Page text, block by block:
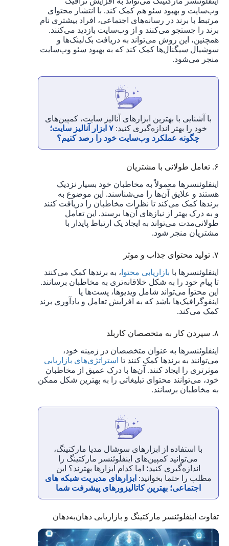
وب‌سایت و بهبود سئو هم کمک کند. با انتشار محتوای
مرتبط با برند در رسانه‌های اجتماعی، افراد بیشتری نام
برند را جستجو می‌کنند و از وب‌سایت بازدید می‌کنند.
همچنین، این روش می‌تواند به دریافت بک‌لینک‌ها و
سوشیال سیگنال‌ها کمک کند که به بهبود سئو وب‌سایت
منجر می‌شود.
با آشنایی با بهترین ابزارهای آنالیز سایت، کمپین‌های
خود را بهتر اندازه‌گیری کنید:
۷ ابزار آنالیز سایت؛
چگونه عملکرد وب‌سایت خود را رصد کنیم؟
۶. تعامل طولانی با مشتریان
اینفلوئنسرها معمولاً به مخاطبان خود بسیار نزدیک
هستند و علایق آن‌ها را می‌شناسند. این موضوع به
برندها کمک می‌کند تا نظرات مخاطبان را دریافت کنند
و به درک بهتر از نیازهای آن‌ها برسند. این تعامل
طولانی‌مدت می‌تواند به ایجاد یک ارتباط پایدار با
مشتریان منجر شود.
۷. تولید محتوای جذاب و موثر
اینفلوئنسرها با بازاریابی محتوا ، به برندها کمک می‌کنند
تا پیام خود را به شکل خلاقانه‌تری به مخاطبان برسانند.
این محتوا می‌تواند شامل ویدیوها، پست‌ها یا
اینفوگرافیک‌ها باشد که به افزایش تعامل و یادآوری برند
کمک می‌کند.
۸. سپردن کار به متخصصان کاربلد
اینفلوئنسرها به عنوان متخصصان در زمینه خود،
می‌توانند به برندها کمک کنند تا استراتژی‌های بازاریابی
موثرتری را ایجاد کنند. آن‌ها با درک عمیق از مخاطبان
خود، می‌توانند محتوای تبلیغاتی را به بهترین شکل ممکن
به مخاطبان برسانند.
با استفاده از ابزارهای سوشال مدیا مارکتینگ،
می‌توانید کمپین‌های اینفلوئنسر مارکتینگ را
اندازه‌گیری کنید؛ اما کدام ابزارها بهترند؟ این
مطلب را حتما بخوانید: ابزارهای مدیریت شبکه های
اجتماعی؛ بهترین کاتالیزورهای پیشرفت شما
تفاوت اینفلوئنسر مارکتینگ و بازاریابی دهان‌به‌دهان